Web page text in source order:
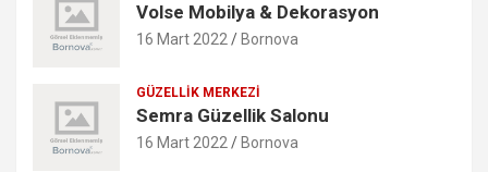
Volse Mobilya & Dekorasyon
16 Mart 2022 Bornova
GÜZELLIK MERKEZI
Semra Güzellik Salonu
16 Mart 2022 Bornova